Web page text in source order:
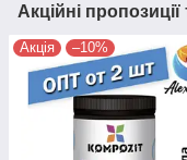
Акційні
Акція –10%